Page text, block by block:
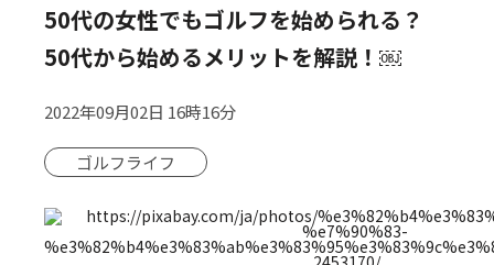
50代の女性でもゴルフを始められる？
50代から始めるメリットを解説！￼
2022年09月02日 16時16分
ゴルフライフ